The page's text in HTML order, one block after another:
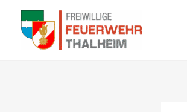
Zum
Inhalt
springen